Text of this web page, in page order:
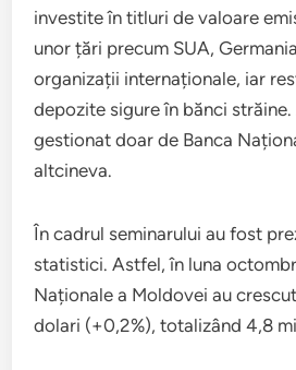
investite în titluri de valoare
unor țări precum SUA,
organizații internaționale, iar
depozite sigure în bănci
gestionat doar de Banca
altcineva.
În cadrul seminarului au fost
statistici. Astfel, în luna
Naționale a Moldovei au
dolari (+0,2%), totalizând 4,8